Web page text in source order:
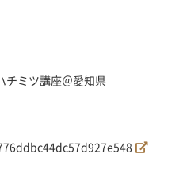
チミツ講座＠愛知県